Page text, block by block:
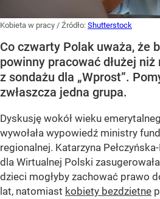
Kobieta w pracy / Źródło: Shutterstock
Co czwarty Polak uważa, że
powinny pracować dłużej
z sondażu dla „Wprost”.
zwłaszcza jedna grupa.
Dyskusję wokół wieku
wywołała wypowiedź ministry
regionalnej. Katarzyna
dla Wirtualnej Polski
dzieci mogłyby zachować prawo
lat, natomiast kobiety bezdzietne